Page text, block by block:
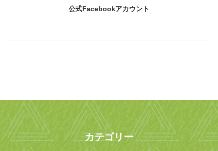
公式Facebookアカウント
カテゴリー